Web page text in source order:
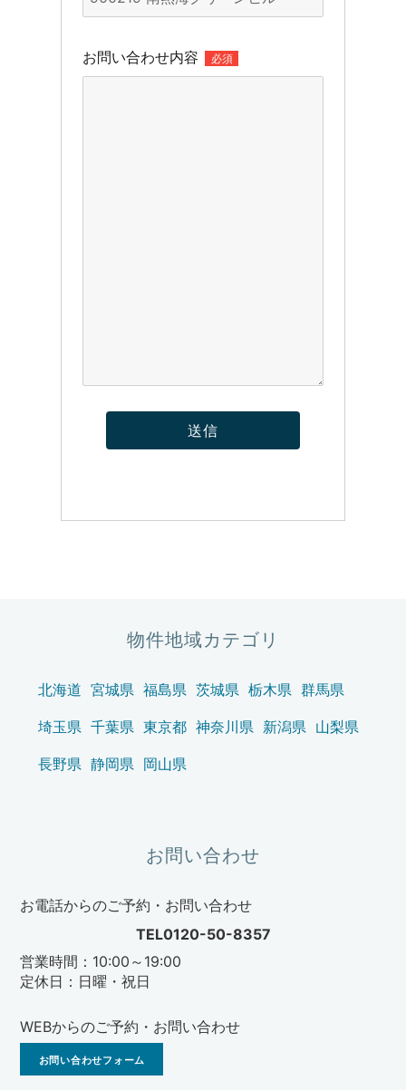
お問い合わせ内容 必須
物件地域カテゴリ
北海道 宮城県 福島県 茨城県 栃木県 群馬県
埼玉県 千葉県 東京都 神奈川県 新潟県 山梨県
長野県 静岡県 岡山県
お問い合わせ
お電話からのご予約・お問い合わせ
TEL0120-50-8357
営業時間：10:00～19:00
定休日：日曜・祝日
WEBからのご予約・お問い合わせ
お問い合わせフォーム